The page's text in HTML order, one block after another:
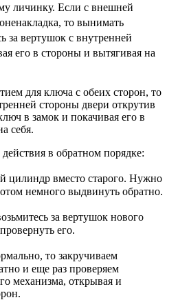
личинку. Если с внешней
то вынимать
за вертушок с внутренней
его в стороны и вытягивая на
для ключа с обеих сторон, то
стороны двери открутив
в замок и покачивая его в
себя.
в обратном порядке:
цилиндр вместо старого. Нужно
немного выдвинуть обратно.
за вертушок нового
его.
то закручиваем
и еще раз проверяем
механизма, открывая и